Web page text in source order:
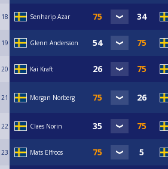
18 Senharip Azar
19 Glenn Andersson
20 Kai Kraft
21 Morgan Norberg
22 Claes Norin
23 Mats Elfroos